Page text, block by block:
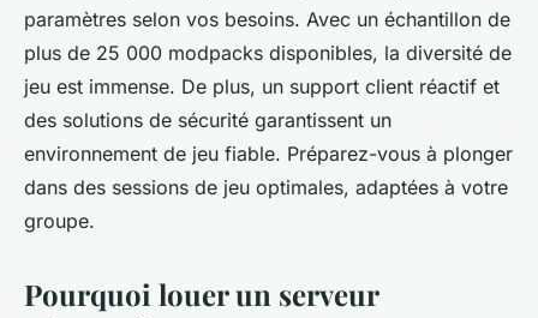
Lucie•20 janvier 2025•4 min de lecture
paramètres selon vos besoins. Avec un échantillon de
plus de 25 000 modpacks disponibles, la diversité de
jeu est immense. De plus, un support client réactif et
des solutions de sécurité garantissent un
environnement de jeu fiable. Préparez-vous à plonger
dans des sessions de jeu optimales, adaptées à votre
groupe.
Pourquoi louer un serveur